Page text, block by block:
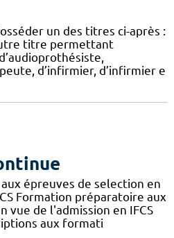
un des titres ci-après :
titre permettant
d’infirmier, d’infirmier e
épreuves de selection en
Formation préparatoire aux
vue de l'admission en IFCS
aux formati